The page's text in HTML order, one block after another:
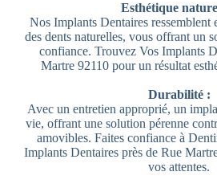
Esthétique
Nos Implants Dentaires ressemblent
des dents naturelles, vous offrant un
confiance. Trouvez Vos Implants
Martre 92110 pour un résultat
Durabilité :
Avec un entretien approprié, un
vie, offrant une solution pérenne
amovibles. Faites confiance à
Implants Dentaires près de Rue
vos attentes.